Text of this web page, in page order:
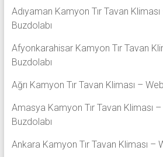
Adıyaman Kamyon Tır Tavan
Buzdolabı
Afyonkarahisar Kamyon Tır Tavan
Buzdolabı
Ağrı Kamyon Tır Tavan Kliması –
Amasya Kamyon Tır Tavan Kliması
Buzdolabı
Ankara Kamyon Tır Tavan Kliması –